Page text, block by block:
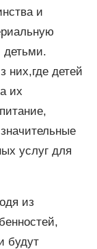
и
детьми.
них,где детей
их
услуг для
из
будут